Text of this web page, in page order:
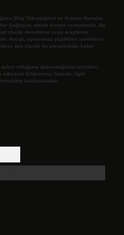
Bilgi Teknolojileri ve İletişim Kurumu
Sağlayıcı olarak hizmet vermektedir. Bu
olarak denetleme veya araştırma
Ancak, üyelerimiz yazdıkları içeriklerin
üye olarak bu sorumluluğu kabul
olduğunu düşündüğünüz içerikleri,
adresine bildirmeniz halinde, ilgili
kaldırılacaktır.